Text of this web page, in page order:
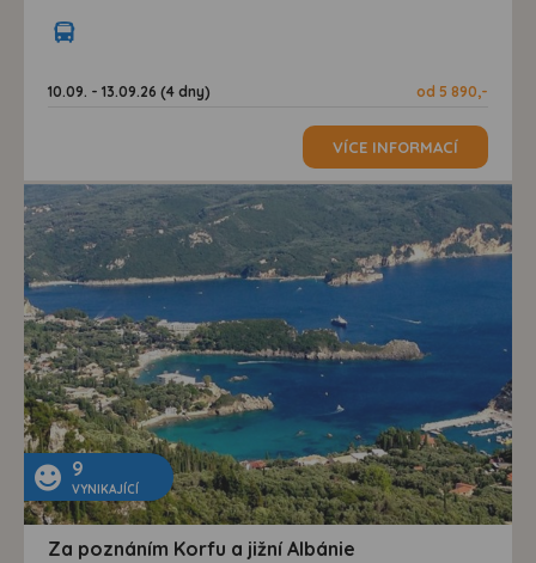
10.09. - 13.09.26 (4 dny) od 5 890,-
VÍCE INFORMACÍ
9
VYNIKAJÍCÍ
Za poznáním Korfu a jižní Albánie